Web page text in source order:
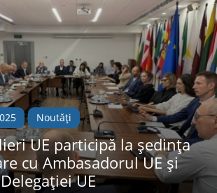
Noutăți
UE participă la ședința
cu Ambasadorul UE și
UE